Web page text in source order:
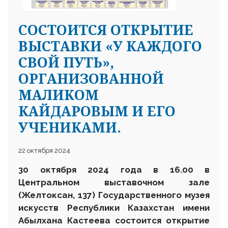
CОСТОИТСЯ ОТКРЫТИЕ
ВЫСТАВКИ «У КАЖДОГО
СВОЙ ПУТЬ»,
ОРГАНИЗОВАННОЙ
МАЛИКОМ
КАЙДАРОВЫМ И ЕГО
УЧЕНИКАМИ.
22 октября 2024
30 октября 2024 года в 16.00 в
Центральном выставочном зале
(Желтоксан, 137) Государственного музея
искусств Республики Казахстан имени
Абылхана Кастеева состоится открытие
23 97